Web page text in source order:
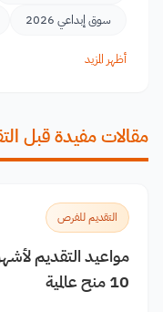
سوق إبداعي 2026
أظهر المزيد
مقالات مفيدة قبل
التقديم للفرص
مواعيد التقديم
10 منح عالمية